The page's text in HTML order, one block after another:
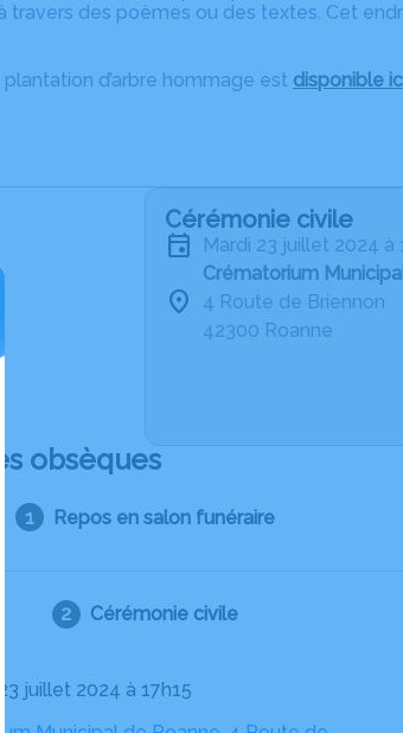
travers des poèmes ou des textes. Cet
d’arbre hommage est disponible
Cérémonie civile
mardi 23 juillet 2024 à
Crématorium
4 Route de Briennon
42300 Roanne
obsèques
Repos en salon funéraire
Cérémonie civile
23 juillet 2024 à 17h15